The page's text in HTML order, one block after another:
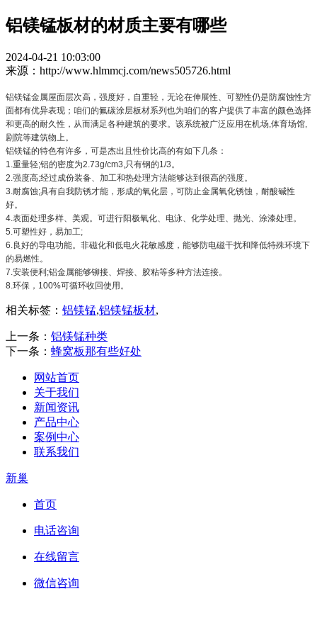
铝镁锰板材的材质主要有哪些
2024-04-21 10:03:00
来源：http://www.hlmmcj.com/news505726.html
铝镁锰金属屋面层次高，强度好，自重轻，无论在伸展性、可塑性仍是防腐蚀性方
面都有优异表现；咱们的氟碳涂层板材系列也为咱们的客户提供了丰富的颜色选择
和更高的耐久性，从而满足各种建筑的要求。该系统被广泛应用在机场,体育场馆,
剧院等建筑物上。
铝镁锰的特色有许多，可是杰出且性价比高的有如下几条：
1.重量轻;铝的密度为2.73g/cm3,只有钢的1/3。
2.强度高;经过成份装备、加工和热处理方法能够达到很高的强度。
3.耐腐蚀;具有自我防锈才能，形成的氧化层，可防止金属氧化锈蚀，耐酸碱性
好。
4.表面处理多样、美观。可进行阳极氧化、电泳、化学处理、抛光、涂漆处理。
5.可塑性好，易加工;
6.良好的导电功能。非磁化和低电火花敏感度，能够防电磁干扰和降低特殊环境下
的易燃性。
7.安装便利;铝金属能够铆接、焊接、胶粘等多种方法连接。
8.环保，100%可循环收回使用。
相关标签： 铝镁锰,铝镁锰板材,
上一条： 铝镁锰种类
下一条： 蜂窝板那有些好处
网站首页
关于我们
新闻资讯
产品中心
案例中心
联系我们
新巢
首页
电话咨询
在线留言
微信咨询